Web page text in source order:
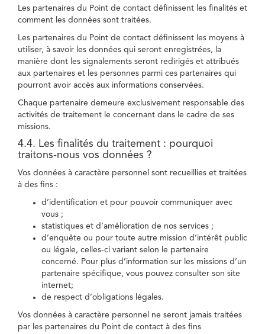
Les partenaires du Point de contact définissent les finalités et
comment les données sont traitées.
Les partenaires du Point de contact définissent les moyens à
utiliser, à savoir les données qui seront enregistrées, la
manière dont les signalements seront redirigés et attribués
aux partenaires et les personnes parmi ces partenaires qui
pourront avoir accès aux informations conservées.
Chaque partenaire demeure exclusivement responsable des
activités de traitement le concernant dans le cadre de ses
missions.
4.4. Les finalités du traitement : pourquoi
traitons-nous vos données ?
Vos données à caractère personnel sont recueillies et traitées
à des fins :
d’identification et pour pouvoir communiquer avec
vous ;
statistiques et d’amélioration de nos services ;
d’enquête ou pour toute autre mission d’intérêt public
ou légale, celles-ci variant selon le partenaire
concerné. Pour plus d’information sur les missions d’un
partenaire spécifique, vous pouvez consulter son site
internet;
de respect d’obligations légales.
Vos données à caractère personnel ne seront jamais traitées
par les partenaires du Point de contact à des fins